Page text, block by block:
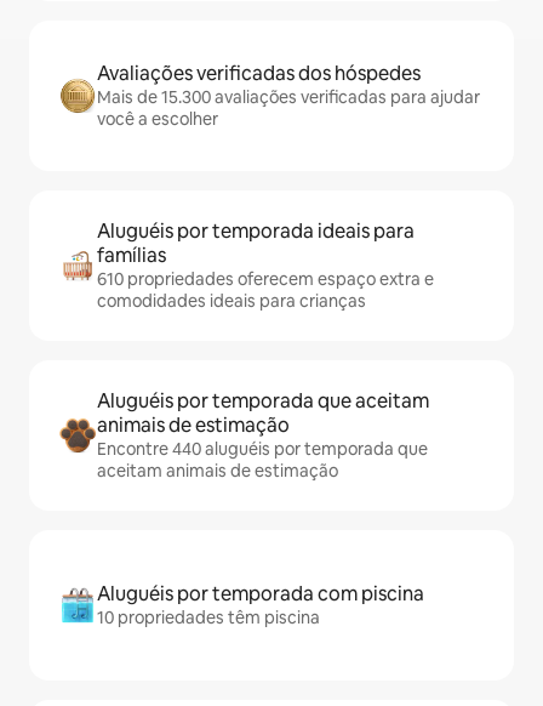
Avaliações verificadas dos hóspedes
Mais de 15.300 avaliações verificadas para ajudar
você a escolher
Aluguéis por temporada ideais para
famílias
610 propriedades oferecem espaço extra e
comodidades ideais para crianças
Aluguéis por temporada que aceitam
animais de estimação
Encontre 440 aluguéis por temporada que
aceitam animais de estimação
Aluguéis por temporada com piscina
10 propriedades têm piscina